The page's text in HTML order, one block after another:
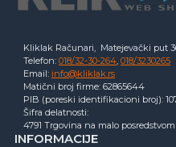
Kliklak Računari, Matejevački put
Telefon: 018/32-30-264 018/3230265
Email: info@kliklak.rs
Matični broj firme: 62865644
PIB (poreski identifikacioni broj):
Šifra delatnosti:
4791 Trgovina na malo
INFORMACIJE